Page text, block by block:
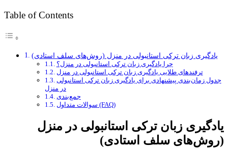
Table of Contents
یادگیری زبان ترکی استانبولی در منزل (روش‌های سلف استادی)
چرا یادگیری زبان ترکی استانبولی در منزل؟
ترفندهای طلایی یادگیری زبان ترکی استانبولی در منزل
جدول زمان‌بندی پیشنهادی برای یادگیری زبان ترکی استانبولی
در منزل
جمع‌بندی
سوالات متداول (FAQ)
یادگیری زبان ترکی استانبولی در منزل
(روش‌های سلف استادی)